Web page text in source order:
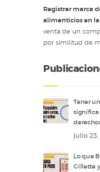
Registrar marca
alimenticios en la
venta de un
por similitud de
Tener
significa
julio 23,
Lo que
Gillette y